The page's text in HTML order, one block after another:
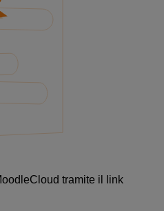
tramite il link